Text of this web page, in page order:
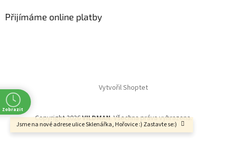
Jsme na nové adrese ulice Sklenářka, Hořovice :) Zastavte se:)
Přijímáme online platby
Vytvořil Shoptet
Copyright 2026VILDMAN. Všechna práva vyhrazena.
Zobrazit